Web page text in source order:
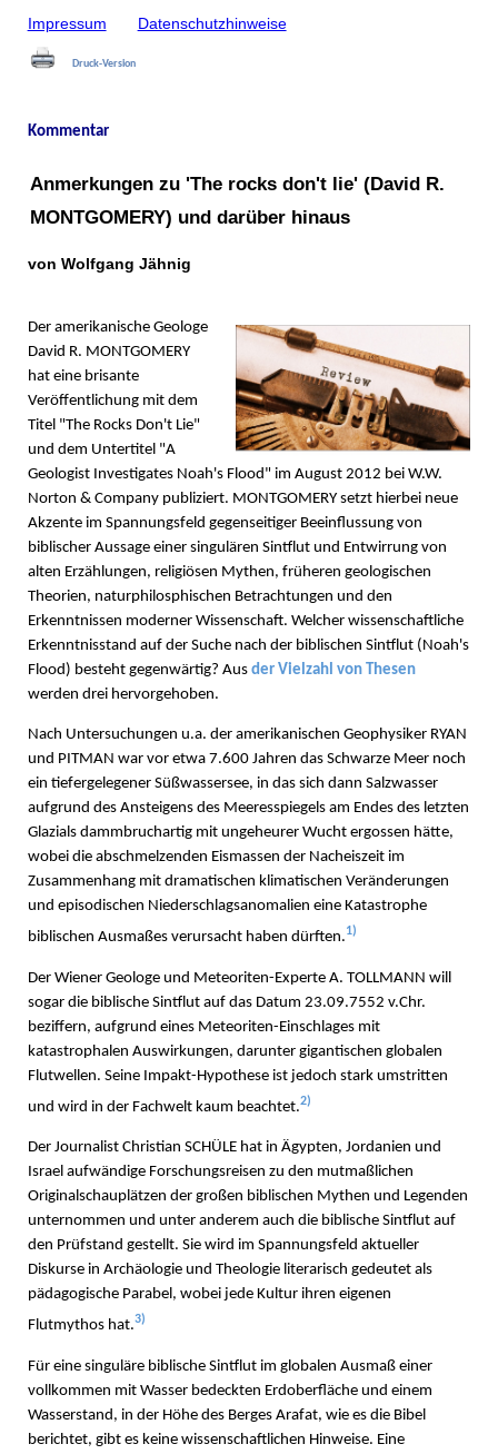
Impressum Datenschutzhinweise
Druck-Version
Kommentar
Anmerkungen zu 'The rocks don't lie' (David R.
MONTGOMERY) und darüber hinaus
von Wolfgang Jähnig
Der amerikanische Geologe
David R. MONTGOMERY
hat eine brisante
Veröffentlichung mit dem
Titel "The Rocks Don't Lie"
und dem Untertitel "A
Geologist Investigates Noah's Flood" im August 2012 bei W.W.
Norton & Company publiziert. MONTGOMERY setzt hierbei neue
Akzente im Spannungsfeld gegenseitiger Beeinflussung von
biblischer Aussage einer singulären Sintflut und Entwirrung von
alten Erzählungen, religiösen Mythen, früheren geologischen
Theorien, naturphilosphischen Betrachtungen und den
Erkenntnissen moderner Wissenschaft. Welcher wissenschaftliche
Erkenntnisstand auf der Suche nach der biblischen Sintflut (Noah's
Flood) besteht gegenwärtig? Aus der Vielzahl von Thesen
werden drei hervorgehoben.
Nach Untersuchungen u.a. der amerikanischen Geophysiker RYAN
und PITMAN war vor etwa 7.600 Jahren das Schwarze Meer noch
ein tiefergelegener Süßwassersee, in das sich dann Salzwasser
aufgrund des Ansteigens des Meeresspiegels am Endes des letzten
Glazials dammbruchartig mit ungeheurer Wucht ergossen hätte,
wobei die abschmelzenden Eismassen der Nacheiszeit im
Zusammenhang mit dramatischen klimatischen Veränderungen
und episodischen Niederschlagsanomalien eine Katastrophe
biblischen Ausmaßes verursacht haben dürften.1)
Der Wiener Geologe und Meteoriten-Experte A. TOLLMANN will
sogar die biblische Sintflut auf das Datum 23.09.7552 v.Chr.
beziffern, aufgrund eines Meteoriten-Einschlages mit
katastrophalen Auswirkungen, darunter gigantischen globalen
Flutwellen. Seine Impakt-Hypothese ist jedoch stark umstritten
und wird in der Fachwelt kaum beachtet.2)
Der Journalist Christian SCHÜLE hat in Ägypten, Jordanien und
Israel aufwändige Forschungsreisen zu den mutmaßlichen
Originalschauplätzen der großen biblischen Mythen und Legenden
unternommen und unter anderem auch die biblische Sintflut auf
den Prüfstand gestellt. Sie wird im Spannungsfeld aktueller
Diskurse in Archäologie und Theologie literarisch gedeutet als
pädagogische Parabel, wobei jede Kultur ihren eigenen
Flutmythos hat.3)
Für eine singuläre biblische Sintflut im globalen Ausmaß einer
vollkommen mit Wasser bedeckten Erdoberfläche und einem
Wasserstand, in der Höhe des Berges Arafat, wie es die Bibel
berichtet, gibt es keine wissenschaftlichen Hinweise. Eine